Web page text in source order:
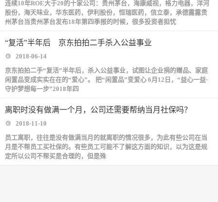
连续10年ROE大于20的十家公司：贵州茅台，海康威视，格力电器，洋河
股份，海天味业，华东医药，伊利股份，恒瑞医药，信立泰，承德露露贵
州茅台当贵州茅台发布18年第四季报的时候，很多投资者担忧
“复活”半年后 京东拍拍二手杀入公益事业
2018-06-14
京东拍拍二手“复活”半年后，杀入公益事业，试图让企业捐的赠品、家庭
闲置品变成实实在在的“爱心”。 把“闲置品”变爱心 6月12日，“益心一益·
守护梦想每一步”2018年四
离职时没有做满一个月，公司还需要帮纳当月社保吗？
2018-11-10
​员工离职，往往是没有做满当月的就离职的情况很多，为此有些公司在当
月是不帮员工买社保的。有些员工可能不了解这方面的知识，以为这是规
定所以公司不帮买是合理的，但是殊